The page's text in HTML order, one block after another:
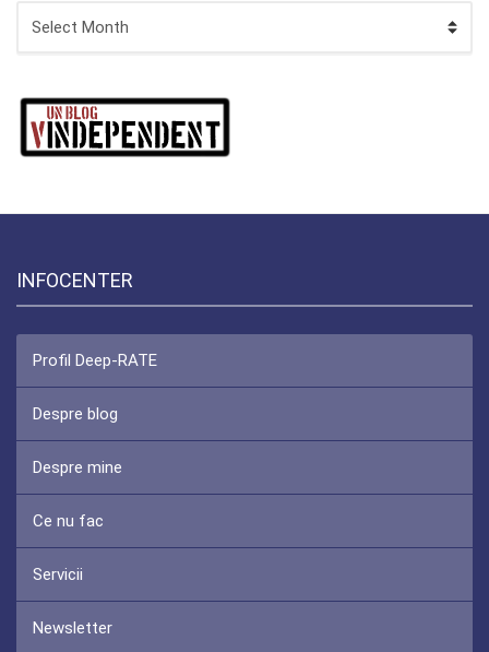
INFOCENTER
Profil Deep-RATE
Despre blog
Despre mine
Ce nu fac
Servicii
Newsletter